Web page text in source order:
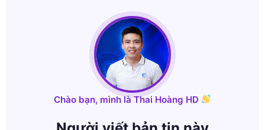
Chào bạn, mình là Thai Hoàng HD